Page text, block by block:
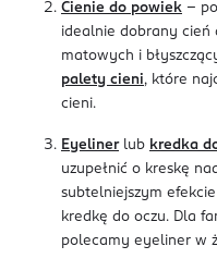
Cienie do powiek -
idealnie dobrany cień
matowych i
palety cieni, które
cieni.
Eyeliner lub kredka
uzupełnić o kreskę
subtelniejszym
kredkę do oczu. Dla
polecamy eyeliner w